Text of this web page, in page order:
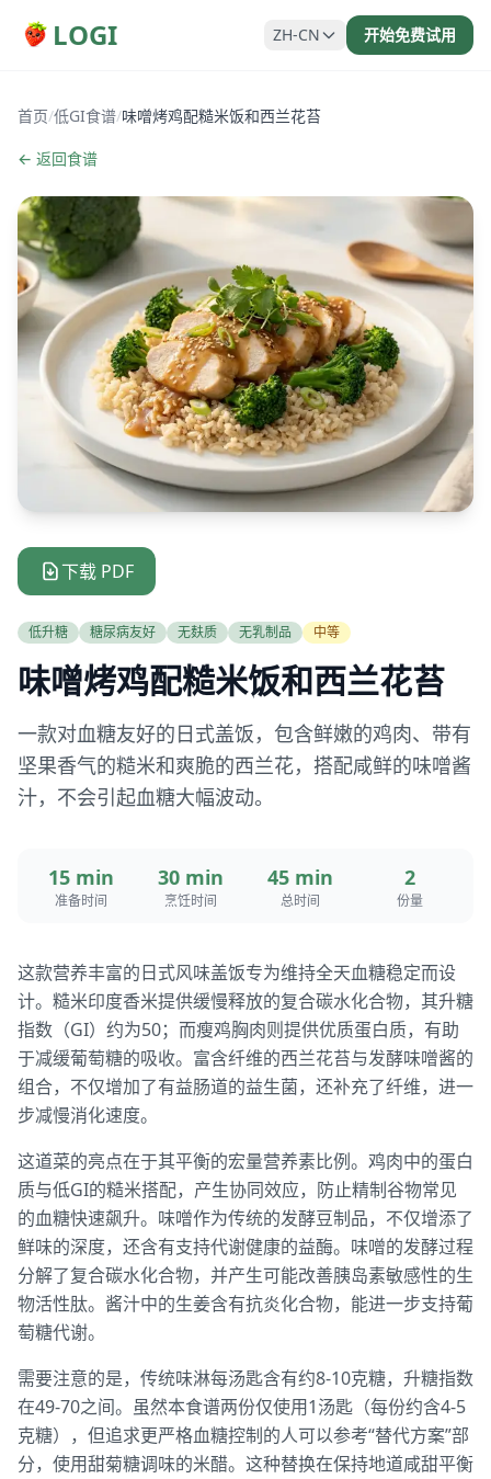
LOGI ZH-CN 开始免费试用
首页/低GI食谱/味噌烤鸡配糙米饭和西兰花苔
← 返回食谱
下载 PDF
低升糖 糖尿病友好 无麸质 无乳制品 中等
味噌烤鸡配糙米饭和西兰花苔
一款对血糖友好的日式盖饭，包含鲜嫩的鸡肉、带有
坚果香气的糙米和爽脆的西兰花，搭配咸鲜的味噌酱
汁，不会引起血糖大幅波动。
15 min
准备时间
30 min
烹饪时间
45 min
总时间
2
份量
这款营养丰富的日式风味盖饭专为维持全天血糖稳定而设
计。糙米印度香米提供缓慢释放的复合碳水化合物，其升糖
指数（GI）约为50；而瘦鸡胸肉则提供优质蛋白质，有助
于减缓葡萄糖的吸收。富含纤维的西兰花苔与发酵味噌酱的
组合，不仅增加了有益肠道的益生菌，还补充了纤维，进一
步减慢消化速度。
这道菜的亮点在于其平衡的宏量营养素比例。鸡肉中的蛋白
质与低GI的糙米搭配，产生协同效应，防止精制谷物常见
的血糖快速飙升。味噌作为传统的发酵豆制品，不仅增添了
鲜味的深度，还含有支持代谢健康的益酶。味噌的发酵过程
分解了复合碳水化合物，并产生可能改善胰岛素敏感性的生
物活性肽。酱汁中的生姜含有抗炎化合物，能进一步支持葡
萄糖代谢。
需要注意的是，传统味淋每汤匙含有约8-10克糖，升糖指数
在49-70之间。虽然本食谱两份仅使用1汤匙（每份约含4-5
克糖），但追求更严格血糖控制的人可以参考“替代方案”部
分，使用甜菊糖调味的米醋。这种替换在保持地道咸甜平衡